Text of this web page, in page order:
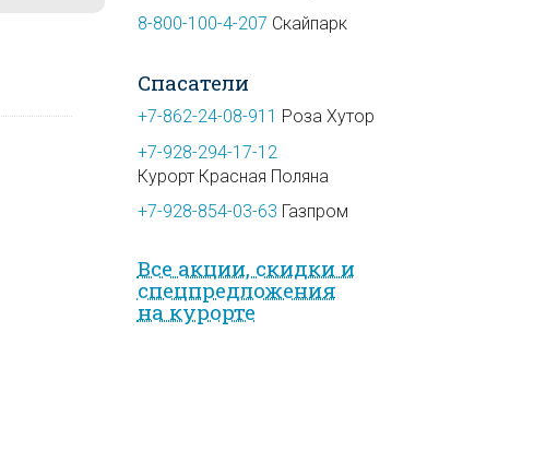
8-800-100-4-207 Скайпарк
Спасатели
+7-862-24-08-911 Роза Хутор
+7-928-294-17-12
Курорт Красная Поляна
+7-928-854-03-63 Газпром
Все акции, скидки и
спец­предложе­ния
на курорте